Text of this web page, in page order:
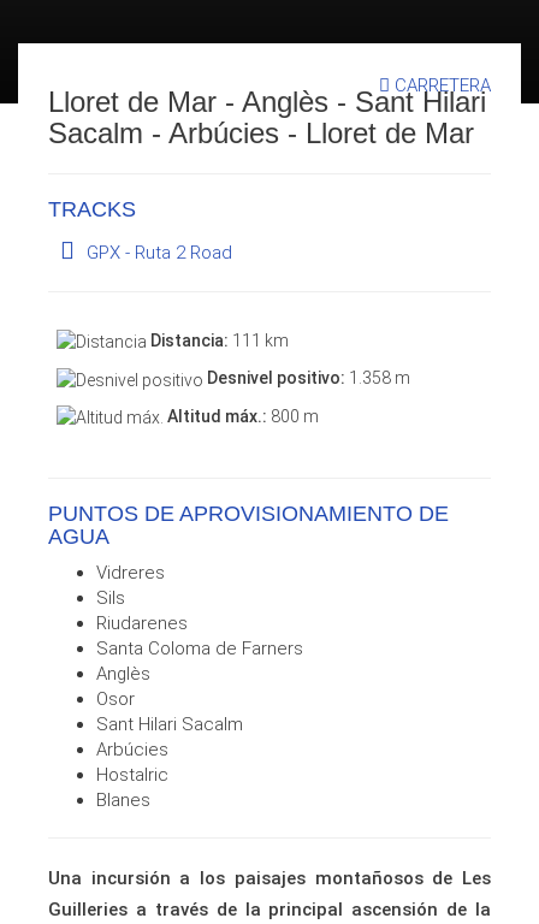
CARRETERA
Lloret de Mar - Anglès - Sant Hilari
Sacalm - Arbúcies - Lloret de Mar
TRACKS
GPX - Ruta 2 Road
Distancia: 111 km
Desnivel positivo: 1.358 m
Altitud máx.: 800 m
PUNTOS DE APROVISIONAMIENTO DE
AGUA
Vidreres
Sils
Riudarenes
Santa Coloma de Farners
Anglès
Osor
Sant Hilari Sacalm
Arbúcies
Hostalric
Blanes
Una incursión a los paisajes montañosos de Les
Guilleries a través de la principal ascensión de la